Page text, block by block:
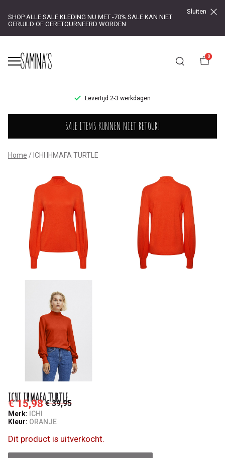
SHOP ALLE SALE KLEDING NU MET -70% SALE KAN NIET
GERUILD OF GERETOURNEERD WORDEN
Sluiten
0
Levertijd 2-3 werkdagen
ICHI
IHMAFA
TURTLE
Saminas
SALE ITEMS KUNNEN NIET RETOUR!
Home ICHI IHMAFA TURTLE
ICHI IHMAFA TURTLE
€ 15,98 € 39,95
Merk: ICHI
Kleur: ORANJE
Dit product is uitverkocht.